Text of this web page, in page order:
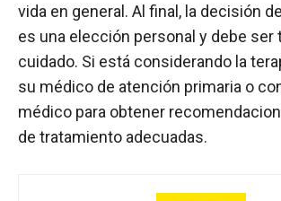
vida en general. Al final, la decisión
es una elección personal y debe ser
cuidado. Si está considerando la
su médico de atención primaria o
médico para obtener
de tratamiento adecuadas.